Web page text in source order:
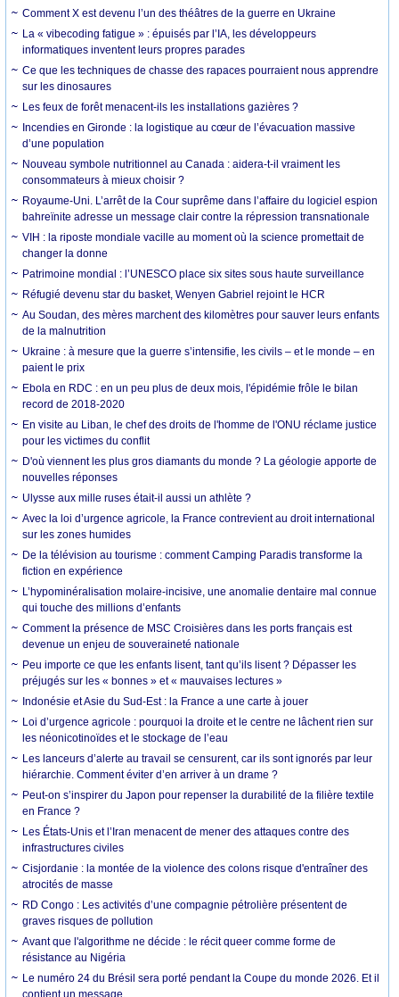
Comment X est devenu l’un des théâtres de la guerre en Ukraine
La « vibecoding fatigue » : épuisés par l’IA, les développeurs
informatiques inventent leurs propres parades
Ce que les techniques de chasse des rapaces pourraient nous apprendre
sur les dinosaures
Les feux de forêt menacent-ils les installations gazières ?
Incendies en Gironde : la logistique au cœur de l’évacuation massive
d’une population
Nouveau symbole nutritionnel au Canada : aidera-t-il vraiment les
consommateurs à mieux choisir ?
Royaume-Uni. L’arrêt de la Cour suprême dans l’affaire du logiciel espion
bahreïnite adresse un message clair contre la répression transnationale
VIH : la riposte mondiale vacille au moment où la science promettait de
changer la donne
Patrimoine mondial : l’UNESCO place six sites sous haute surveillance
Réfugié devenu star du basket, Wenyen Gabriel rejoint le HCR
Au Soudan, des mères marchent des kilomètres pour sauver leurs enfants
de la malnutrition
Ukraine : à mesure que la guerre s’intensifie, les civils – et le monde – en
paient le prix
Ebola en RDC : en un peu plus de deux mois, l'épidémie frôle le bilan
record de 2018-2020
En visite au Liban, le chef des droits de l'homme de l'ONU réclame justice
pour les victimes du conflit
D'où viennent les plus gros diamants du monde ? La géologie apporte de
nouvelles réponses
Ulysse aux mille ruses était-il aussi un athlète ?
Avec la loi d’urgence agricole, la France contrevient au droit international
sur les zones humides
De la télévision au tourisme : comment Camping Paradis transforme la
fiction en expérience
L’hypominéralisation molaire-incisive, une anomalie dentaire mal connue
qui touche des millions d’enfants
Comment la présence de MSC Croisières dans les ports français est
devenue un enjeu de souveraineté nationale
Peu importe ce que les enfants lisent, tant qu’ils lisent ? Dépasser les
préjugés sur les « bonnes » et « mauvaises lectures »
Indonésie et Asie du Sud-Est : la France a une carte à jouer
Loi d’urgence agricole : pourquoi la droite et le centre ne lâchent rien sur
les néonicotinoïdes et le stockage de l’eau
Les lanceurs d’alerte au travail se censurent, car ils sont ignorés par leur
hiérarchie. Comment éviter d’en arriver à un drame ?
Peut-on s’inspirer du Japon pour repenser la durabilité de la filière textile
en France ?
Les États-Unis et l’Iran menacent de mener des attaques contre des
infrastructures civiles
Cisjordanie : la montée de la violence des colons risque d'entraîner des
atrocités de masse
RD Congo : Les activités d’une compagnie pétrolière présentent de
graves risques de pollution
Avant que l'algorithme ne décide : le récit queer comme forme de
résistance au Nigéria
Le numéro 24 du Brésil sera porté pendant la Coupe du monde 2026. Et il
contient un message.